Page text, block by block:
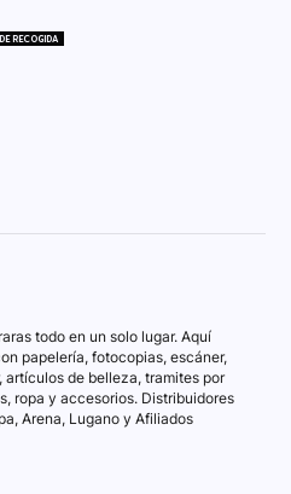
RECOGIDA
todo en un solo lugar. Aquí
papelería, fotocopias, escáner,
de belleza, tramites por
ropa y accesorios. Distribuidores
Arena, Lugano y Afiliados